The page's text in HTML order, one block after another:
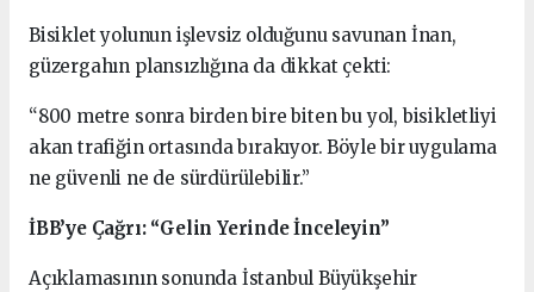
Bisiklet yolunun işlevsiz olduğunu savunan İnan,
güzergahın plansızlığına da dikkat çekti:
“800 metre sonra birden bire biten bu yol, bisikletliyi
akan trafiğin ortasında bırakıyor. Böyle bir uygulama
ne güvenli ne de sürdürülebilir.”
İBB’ye Çağrı: “Gelin Yerinde İnceleyin”
Açıklamasının sonunda İstanbul Büyükşehir